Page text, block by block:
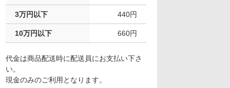
3万円以下 440円
10万円以下 660円
代金は商品配送時に配送員にお支払い下さ
い。
現金のみのご利用となります。